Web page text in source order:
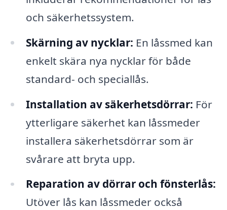
och säkerhetssystem.
Skärning av nycklar: En låssmed kan
enkelt skära nya nycklar för både
standard- och speciallås.
Installation av säkerhetsdörrar: För
ytterligare säkerhet kan låssmeder
installera säkerhetsdörrar som är
svårare att bryta upp.
Reparation av dörrar och fönsterlås:
Utöver lås kan låssmeder också